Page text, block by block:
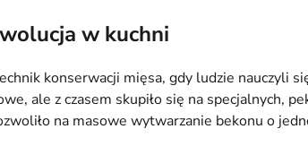
w kuchni
konserwacji mięsa, gdy ludzie nauczyli
ale z czasem skupiło się na specjalnych,
na masowe wytwarzanie bekonu o